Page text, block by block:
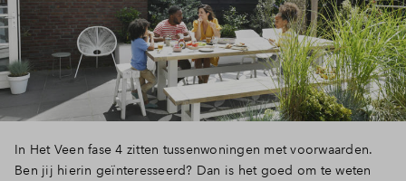
In Het Veen fase 4 zitten tussenwoningen met voorwaarden.
Ben jij hierin geïnteresseerd? Dan is het goed om te weten